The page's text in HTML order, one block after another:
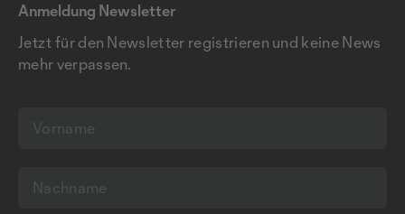
Anmeldung Newsletter
Jetzt für den Newsletter registrieren und keine News
mehr verpassen.